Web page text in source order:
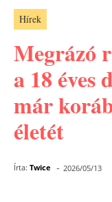
Hírek
Megrázó
a 18
már
életét
Írta: Twice - 2026/05/13